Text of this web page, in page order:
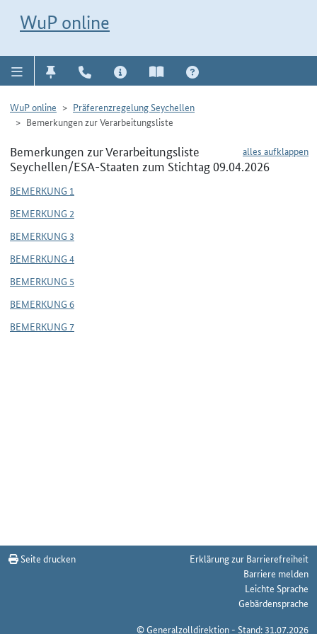
WuP online
WuP online
Präferenzregelung Seychellen
Bemerkungen zur Verarbeitungsliste
alles aufklappen
Bemerkungen zur Verarbeitungsliste
Seychellen/ESA-Staaten zum Stichtag 09.04.2026
BEMERKUNG 1
BEMERKUNG 2
BEMERKUNG 3
BEMERKUNG 4
BEMERKUNG 5
BEMERKUNG 6
BEMERKUNG 7
Seite drucken
Erklärung zur Barrierefreiheit
Barriere melden
Leichte Sprache
Gebärdensprache
© Generalzolldirektion - Stand: 31.07.2026